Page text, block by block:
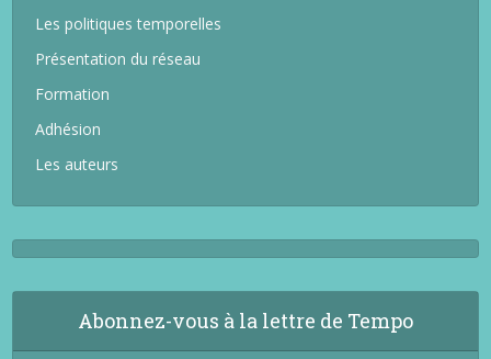
Les politiques temporelles
Présentation du réseau
Formation
Adhésion
Les auteurs
Abonnez-vous à la lettre de Tempo